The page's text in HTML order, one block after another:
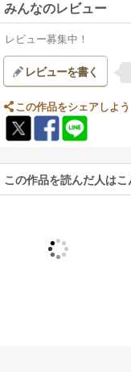
みんなのレビュー
レビュー募集中！
レビューを書く
この作品をシェアしよう
この作品を読んだ人は